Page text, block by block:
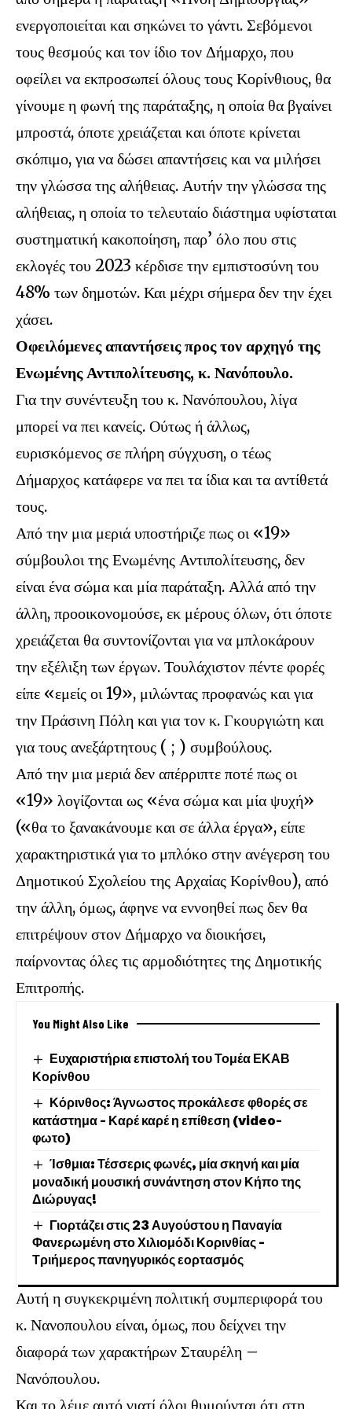
ενεργοποιείται και σηκώνει το γάντι. Σεβόμενοι
τους θεσμούς και τον ίδιο τον Δήμαρχο, που
οφείλει να εκπροσωπεί όλους τους Κορίνθιους, θα
γίνουμε η φωνή της παράταξης, η οποία θα βγαίνει
μπροστά, όποτε χρειάζεται και όποτε κρίνεται
σκόπιμο, για να δώσει απαντήσεις και να μιλήσει
την γλώσσα της αλήθειας. Αυτήν την γλώσσα της
αλήθειας, η οποία το τελευταίο διάστημα υφίσταται
συστηματική κακοποίηση, παρ’ όλο που στις
εκλογές του 2023 κέρδισε την εμπιστοσύνη του
48% των δημοτών. Και μέχρι σήμερα δεν την έχει
χάσει.
Οφειλόμενες απαντήσεις προς τον αρχηγό της
Ενωμένης Αντιπολίτευσης, κ. Νανόπουλο.
Για την συνέντευξη του κ. Νανόπουλου, λίγα
μπορεί να πει κανείς. Ούτως ή άλλως,
ευρισκόμενος σε πλήρη σύγχυση, ο τέως
Δήμαρχος κατάφερε να πει τα ίδια και τα αντίθετά
τους.
Από την μια μεριά υποστήριζε πως οι «19»
σύμβουλοι της Ενωμένης Αντιπολίτευσης, δεν
είναι ένα σώμα και μία παράταξη. Αλλά από την
άλλη, προοικονομούσε, εκ μέρους όλων, ότι όποτε
χρειάζεται θα συντονίζονται για να μπλοκάρουν
την εξέλιξη των έργων. Τουλάχιστον πέντε φορές
είπε «εμείς οι 19», μιλώντας προφανώς και για
την Πράσινη Πόλη και για τον κ. Γκουργιώτη και
για τους ανεξάρτητους ( ; ) συμβούλους.
Από την μια μεριά δεν απέρριπτε ποτέ πως οι
«19» λογίζονται ως «ένα σώμα και μία ψυχή»
(«θα το ξανακάνουμε και σε άλλα έργα», είπε
χαρακτηριστικά για το μπλόκο στην ανέγερση του
Δημοτικού Σχολείου της Αρχαίας Κορίνθου), από
την άλλη, όμως, άφηνε να εννοηθεί πως δεν θα
επιτρέψουν στον Δήμαρχο να διοικήσει,
παίρνοντας όλες τις αρμοδιότητες της Δημοτικής
Επιτροπής.
You Might Also Like
Ευχαριστήρια επιστολή του Τομέα ΕΚΑΒ
Κορίνθου
Κόρινθος: Άγνωστος προκάλεσε φθορές σε
κατάστημα – Καρέ καρέ η επίθεση (video-
φωτο)
Ίσθμια: Τέσσερις φωνές, μία σκηνή και μία
μοναδική μουσική συνάντηση στον Κήπο της
Διώρυγας!
Γιορτάζει στις 23 Αυγούστου η Παναγία
Φανερωμένη στο Χιλιομόδι Κορινθίας –
Τριήμερος πανηγυρικός εορτασμός
Αυτή η συγκεκριμένη πολιτική συμπεριφορά του
κ. Νανοπουλου είναι, όμως, που δείχνει την
διαφορά των χαρακτήρων Σταυρέλη –
Νανόπουλου.
Και το λέμε αυτό γιατί όλοι θυμούνται ότι στη